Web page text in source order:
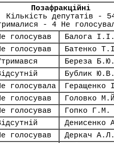
Позафракційні
Кількість депутатів -
- 4 Не
голосував Балога І.І.
голосував Батенко
Береза Б.Ю.
Бублик Ю.В.
голосувала Геращенко
голосував Головко
голосував Гопко Г.М.
Денисенко
голосував Деркач А.Л.